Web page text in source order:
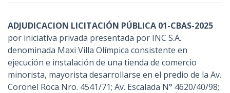
ADJUDICACION LICITACIÓN PÚBLICA 01-CBAS-2025
por iniciativa privada presentada por INC S.A.
denominada Maxi Villa Olímpica consistente en
ejecución e instalación de una tienda de comercio
minorista, mayorista desarrollarse en el predio de la Av.
Coronel Roca Nro. 4541/71; Av. Escalada N° 4620/40/98;